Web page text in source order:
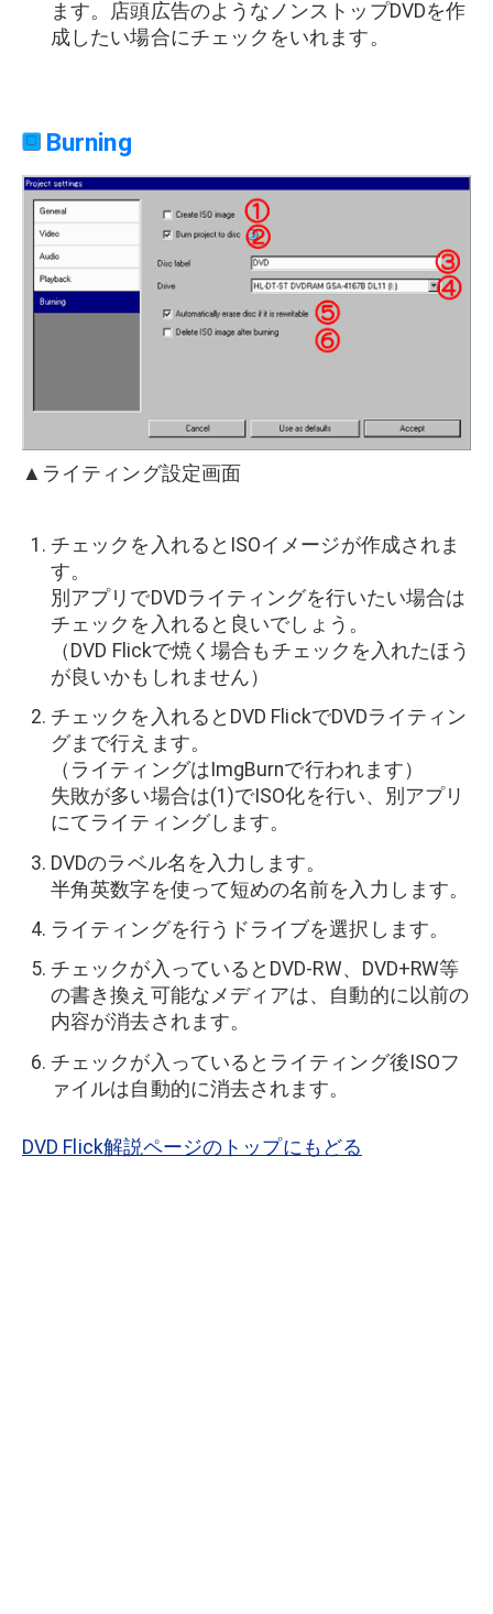
ます。店頭広告のようなノンストップDVDを作
成したい場合にチェックをいれます。
Burning
▲ライティング設定画面
チェックを入れるとISOイメージが作成されま
す。
別アプリでDVDライティングを行いたい場合は
チェックを入れると良いでしょう。
（DVD Flickで焼く場合もチェックを入れたほう
が良いかもしれません）
チェックを入れるとDVD FlickでDVDライティン
グまで行えます。
（ライティングはImgBurnで行われます）
失敗が多い場合は(1)でISO化を行い、別アプリ
にてライティングします。
DVDのラベル名を入力します。
半角英数字を使って短めの名前を入力します。
ライティングを行うドライブを選択します。
チェックが入っているとDVD-RW、DVD+RW等
の書き換え可能なメディアは、自動的に以前の
内容が消去されます。
チェックが入っているとライティング後ISOフ
ァイルは自動的に消去されます。
DVD Flick解説ページのトップにもどる